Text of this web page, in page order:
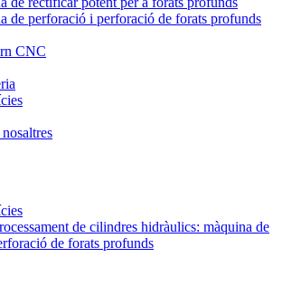
de perforació i perforació de forats profunds
CNC
de cilindres hidràulics: màquina de
de forats profunds